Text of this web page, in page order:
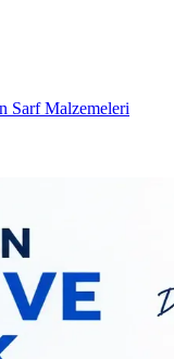
Sarf Malzemeleri